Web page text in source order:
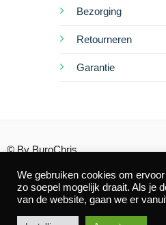
Bezorging
Retourneren
Garantie
© By BuroChris
We gebruiken cookies om
zo soepel mogelijk draait. Als je
van de website, gaan we er